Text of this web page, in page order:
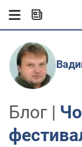
Блог |